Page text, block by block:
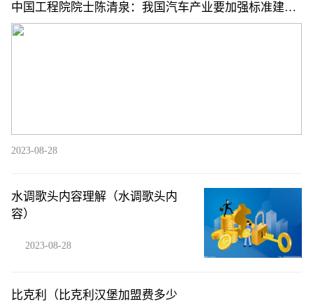
中国工程院院士陈清泉：我国汽车产业要加强标准建设
并与国际接轨
2023-08-28
水调歌头内容理解（水调歌头内
容）
2023-08-28
比克利（比克利汉堡加盟费多少